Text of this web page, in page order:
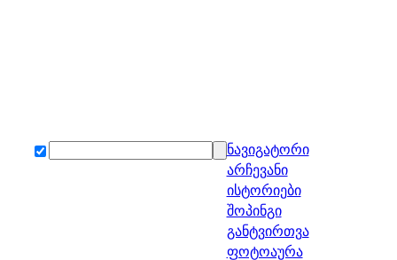
ნავიგატორი
არჩევანი
ისტორიები
შოპინგი
განტვირთვა
ფოტოაურა